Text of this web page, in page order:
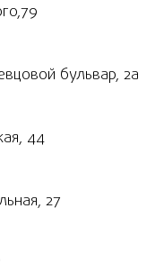
бульвар, 2а
44
27